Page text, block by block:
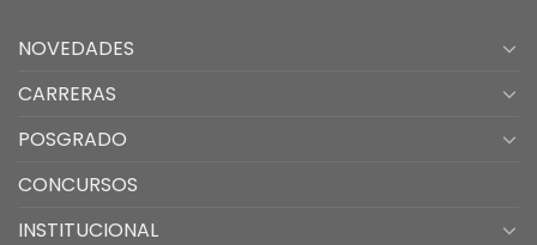
NOVEDADES
CARRERAS
POSGRADO
CONCURSOS
INSTITUCIONAL